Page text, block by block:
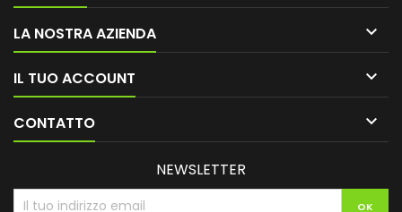
LA NOSTRA AZIENDA 
IL TUO ACCOUNT 
CONTATTO 
NEWSLETTER